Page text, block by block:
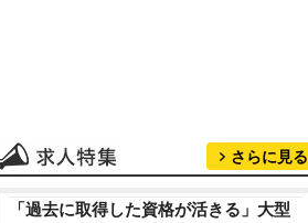
さらに見る
「過去に取得した資格が活きる」大型